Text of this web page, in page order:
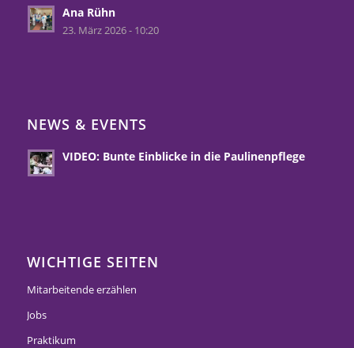
Ana Rühn
23. März 2026 - 10:20
NEWS & EVENTS
VIDEO: Bunte Einblicke in die Paulinenpflege
WICHTIGE SEITEN
Mitarbeitende erzählen
Jobs
Praktikum